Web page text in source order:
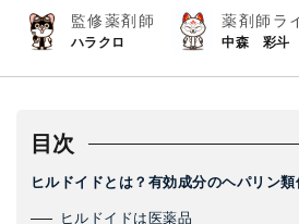
監修薬剤師
ハラクロ
薬剤師ラ
中森 彩斗
目次
ヒルドイドとは？有効成分のヘパリン
ヒルドイドは医薬品